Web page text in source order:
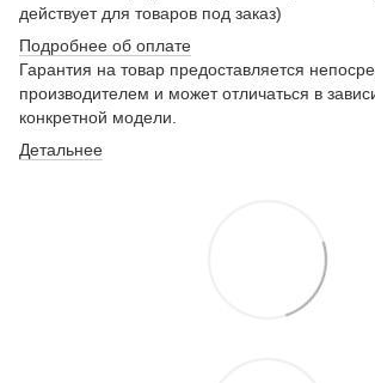
действует для товаров под заказ)
Подробнее об оплате
Гарантия на товар предоставляется
производителем и может отличаться в
конкретной модели.
Детальнее